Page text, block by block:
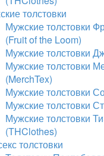
толстовки
Мужские толстовки
(Fruit of the Loom)
Мужские толстовки
Мужские толстовки
(MerchTex)
Мужские толстовки
Мужские толстовки
Мужские толстовки
(THClothes)
толстовки